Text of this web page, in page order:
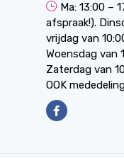
Ma: 13:00 –
afspraak!).
vrijdag van
Woensdag van
Zaterdag van
OOK